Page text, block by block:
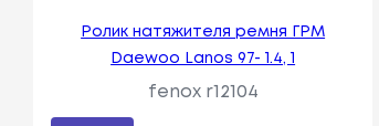
Ролик натяжителя ремня ГРМ
Daewoo Lanos 97- 1.4, 1
fenox r12104